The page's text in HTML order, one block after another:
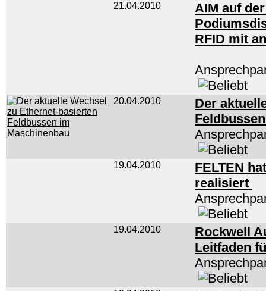
21.04.2010
AIM auf
RFID mit
20.04.2010
Der
19.04.2010
FELTEN
realisiert
19.04.2010
Rockwell
Leitfaden